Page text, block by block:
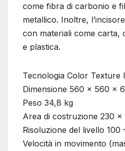
come fibra di carbonio e
metallico. Inoltre,
con materiali come carta,
e plastica.
Tecnologia Color Texture
Dimensione 560 x 560 x
Peso 34,8 kg
Area di costruzione 230 x
Risoluzione del livello
Velocità in movimento